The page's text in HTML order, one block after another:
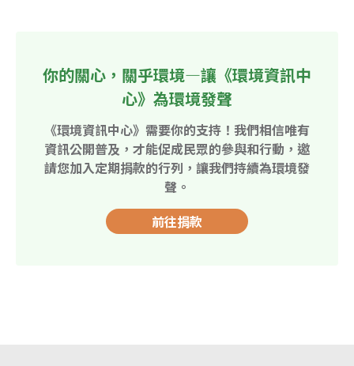
你的關心，關乎環境—讓《環境資訊中
心》為環境發聲
《環境資訊中心》需要你的支持！我們相信唯有
資訊公開普及，才能促成民眾的參與和行動，邀
請您加入定期捐款的行列，讓我們持續為環境發
聲。
前往捐款